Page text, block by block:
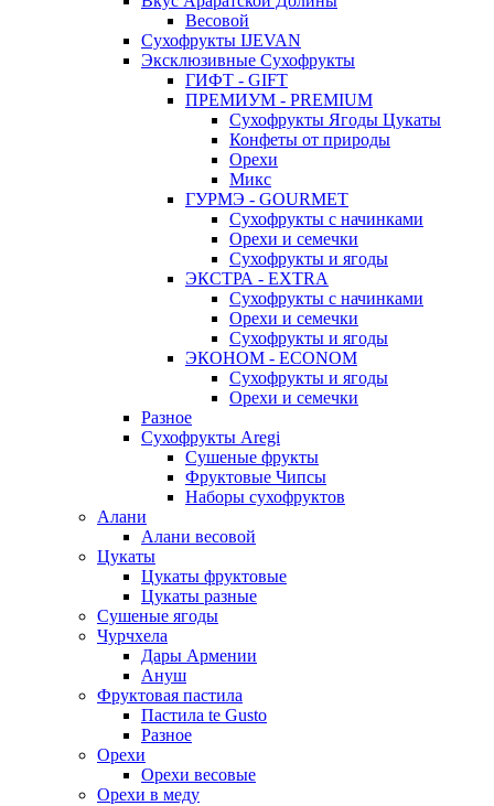
Весовой
Сухофрукты IJEVAN
Эксклюзивные Сухофрукты
ГИФТ - GIFT
ПРЕМИУМ - PREMIUM
Сухофрукты Ягоды Цукаты
Конфеты от природы
Орехи
Микс
ГУРМЭ - GOURMET
Сухофрукты с начинками
Орехи и семечки
Сухофрукты и ягоды
ЭКСТРА - EXTRA
Сухофрукты с начинками
Орехи и семечки
Сухофрукты и ягоды
ЭКОНОМ - ECONOM
Сухофрукты и ягоды
Орехи и семечки
Разное
Сухофрукты Aregi
Сушеные фрукты
Фруктовые Чипсы
Наборы сухофруктов
Алани
Алани весовой
Цукаты
Цукаты фруктовые
Цукаты разные
Сушеные ягоды
Чурчхела
Дары Армении
Ануш
Фруктовая пастила
Пастила te Gusto
Разное
Орехи
Орехи весовые
Орехи в меду